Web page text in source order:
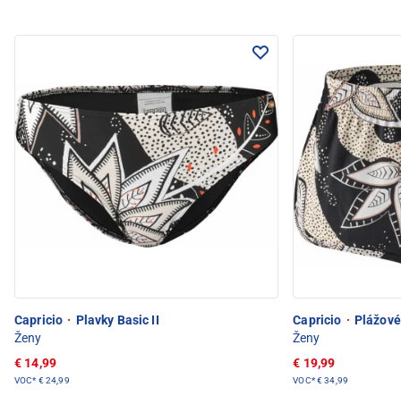
Capricio · Plavky Basic II
Ženy
€ 14,99
VOC* € 24,99
Capricio ·
Ženy
€ 19,99
VOC*€ 34,99